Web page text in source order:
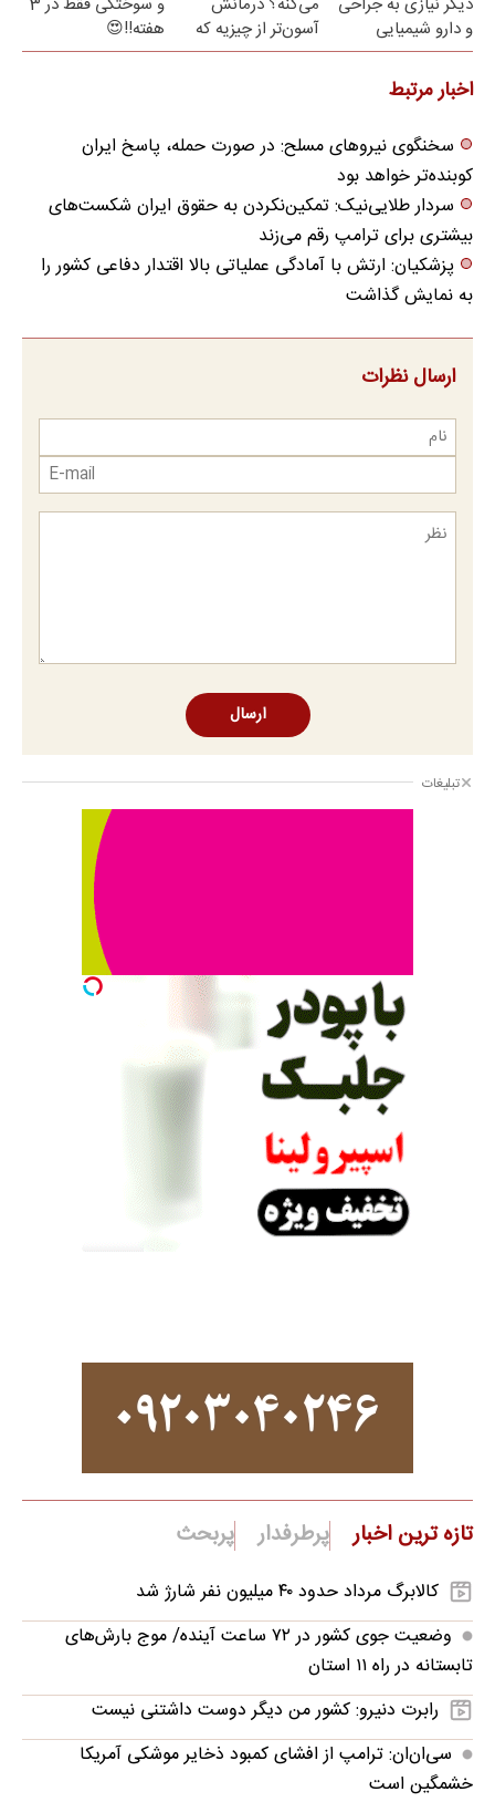
و دارو شیمیایی
نیست(پرسش‌نامه)
آسون‌تر از چیزیه که
فکر
هفته!!😍
اخبار مرتبط
سخنگوی نیروهای مسلح: در صورت حمله، پاسخ ایران
کوبنده‌تر خواهد بود
سردار طلایی‌نیک: تمکین‌نکردن به حقوق ایران شکست‌های
بیشتری برای ترامپ رقم می‌زند
پزشکیان: ارتش با آمادگی عملیاتی بالا اقتدار دفاعی کشور را
به نمایش گذاشت
ارسال نظرات
ارسال
تبلیغات
تازه ترین اخبار پرطرفدار پربحث
کالابرگ مرداد حدود ۴۰‌ میلیون نفر شارژ شد
وضعیت جوی کشور در ۷۲ ساعت آینده/ موج بارش‌های
تابستانه در راه ۱۱ استان
رابرت دنیرو: کشور من دیگر دوست داشتنی نیست
سی‌ان‌ان: ترامپ از افشای کمبود ذخایر موشکی آمریکا
خشمگین است